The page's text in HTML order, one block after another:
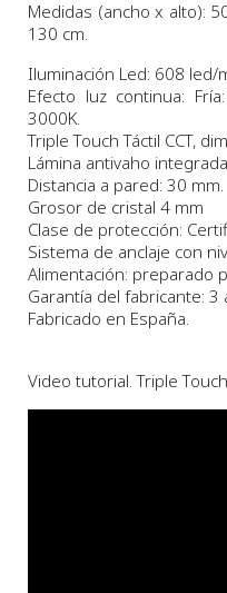
Medidas (ancho x alto):
130 cm.
Iluminación Led: 608 led/
Efecto luz continua:
3000K.
Triple Touch Táctil CCT,
Lámina antivaho integrada.
Distancia a pared: 30 mm.
Grosor de cristal 4 mm
Clase de protección:
Sistema de anclaje con
Alimentación: preparado
Garantía del fabricante: 3
Fabricado en España.
Video tutorial. Triple